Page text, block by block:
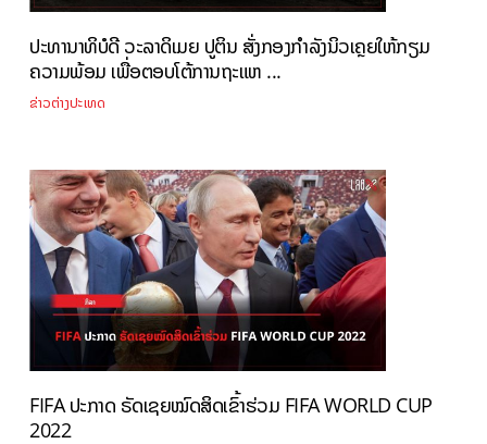
ປະທານາທິບໍດີ ວະລາດິເມຍ ປູຕິນ ສັ່ງກອງກຳລັງນິວເຄຼຍໃຫ້ກຽມ
ຄວາມພ້ອມ ເພື່ອຕອບໂຕ້ການຖະແຫ ...
ຂ່າວຕ່າງປະເທດ
FIFA ປະກາດ ຣັດເຊຍໝົດສິດເຂົ້າຮ່ວມ FIFA WORLD CUP
2022